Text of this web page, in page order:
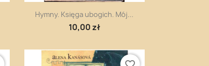
 Szybki podgląd
Hymny. Księga ubogich. Mój...
10,00 zł